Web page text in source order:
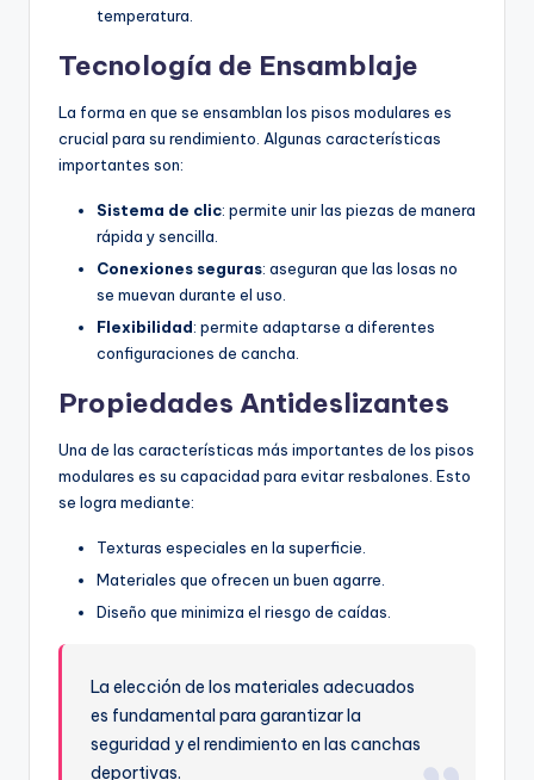
temperatura.
Tecnología de Ensamblaje
La forma en que se ensamblan los pisos modulares es
crucial para su rendimiento. Algunas características
importantes son:
Sistema de clic: permite unir las piezas de manera
rápida y sencilla.
Conexiones seguras: aseguran que las losas no
se muevan durante el uso.
Flexibilidad: permite adaptarse a diferentes
configuraciones de cancha.
Propiedades Antideslizantes
Una de las características más importantes de los pisos
modulares es su capacidad para evitar resbalones. Esto
se logra mediante:
Texturas especiales en la superficie.
Materiales que ofrecen un buen agarre.
Diseño que minimiza el riesgo de caídas.
La elección de los materiales adecuados
es fundamental para garantizar la
seguridad y el rendimiento en las canchas
deportivas.